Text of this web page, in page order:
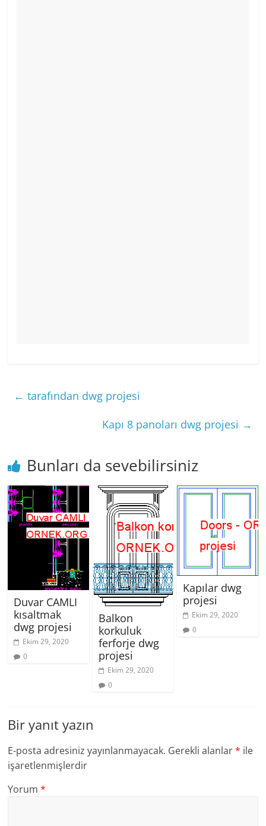
← tarafından dwg projesi
Kapı 8 panoları dwg projesi →
Bunları da sevebilirsiniz
Duvar CAMLI
kısaltmak
dwg projesi
Ekim 29, 2020
0
Balkon
korkuluk
ferforje dwg
projesi
Ekim 29, 2020
0
Kapılar dwg
projesi
Ekim 29, 2020
0
Bir yanıt yazın
E-posta adresiniz yayınlanmayacak. Gerekli alanlar* ile
işaretlenmişlerdir
Yorum*